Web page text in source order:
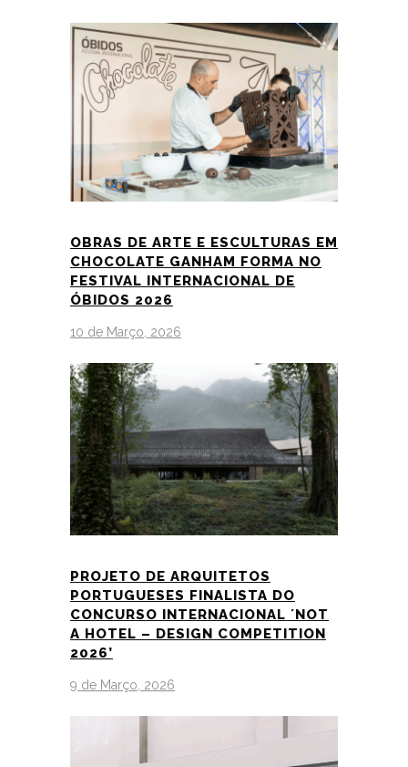
OBRAS DE ARTE E ESCULTURAS EM
CHOCOLATE GANHAM FORMA NO
FESTIVAL INTERNACIONAL DE
ÓBIDOS 2026
10 de Março, 2026
PROJETO DE ARQUITETOS
PORTUGUESES FINALISTA DO
CONCURSO INTERNACIONAL ´NOT
A HOTEL – DESIGN COMPETITION
2026’
9 de Março, 2026